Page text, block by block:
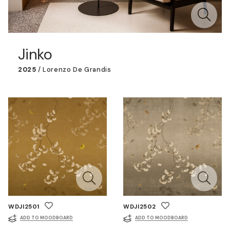
Jinko
2025 / Lorenzo De Grandis
WDJI2501
ADD TO MOODBOARD
WDJI2502
ADD TO MOODBOARD